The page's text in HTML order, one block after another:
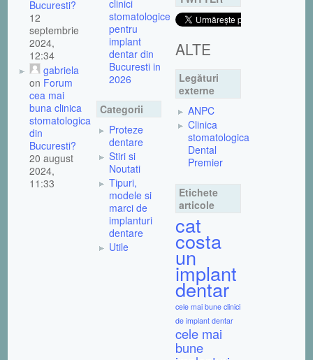
Bucuresti?
12
septembrie
2024,
12:34
gabriela
on Forum
cea mai
buna clinica
stomatologica
din
Bucuresti?
20 august
2024,
11:33
clinici
stomatologice
pentru
implant
dentar din
Bucuresti in
2026
Categorii
Proteze
dentare
Stiri si
Noutati
Tipuri,
modele si
marci de
implanturi
dentare
Utile
ALTE
Legături
externe
ANPC
Clinica
stomatologica
Dental
Premier
Etichete
articole
cat
costa
un
implant
dentar
cele mai bune clinici
de implant dentar
cele mai
bune